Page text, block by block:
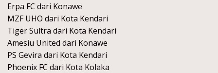
Erpa FC dari Konawe
MZF UHO dari Kota Kendari
Tiger Sultra dari Kota Kendari
Amesiu United dari Konawe
PS Gevira dari Kota Kendari
Phoenix FC dari Kota Kolaka